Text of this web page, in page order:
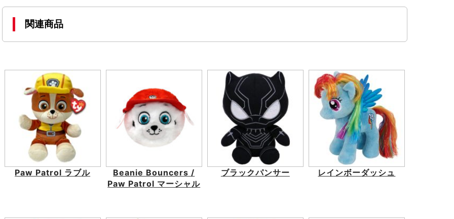
関連商品
Paw Patrol ラブル
Beanie Bouncers /
Paw Patrol マーシャル
ブラックパンサー レインボーダッシュ